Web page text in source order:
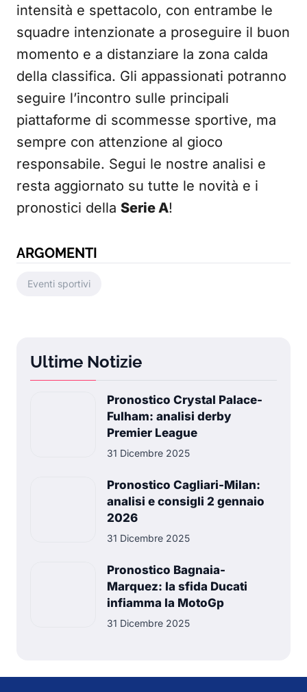
intensità e spettacolo, con entrambe le
squadre intenzionate a proseguire il buon
momento e a distanziare la zona calda
della classifica. Gli appassionati potranno
seguire l’incontro sulle principali
piattaforme di scommesse sportive, ma
sempre con attenzione al gioco
responsabile. Segui le nostre analisi e
resta aggiornato su tutte le novità e i
pronostici della Serie A!
ARGOMENTI
Eventi sportivi
Ultime Notizie
Pronostico Crystal Palace-
Fulham: analisi derby
Premier League
31 Dicembre 2025
Pronostico Cagliari-Milan:
analisi e consigli 2 gennaio
2026
31 Dicembre 2025
Pronostico Bagnaia-
Marquez: la sfida Ducati
infiamma la MotoGp
31 Dicembre 2025